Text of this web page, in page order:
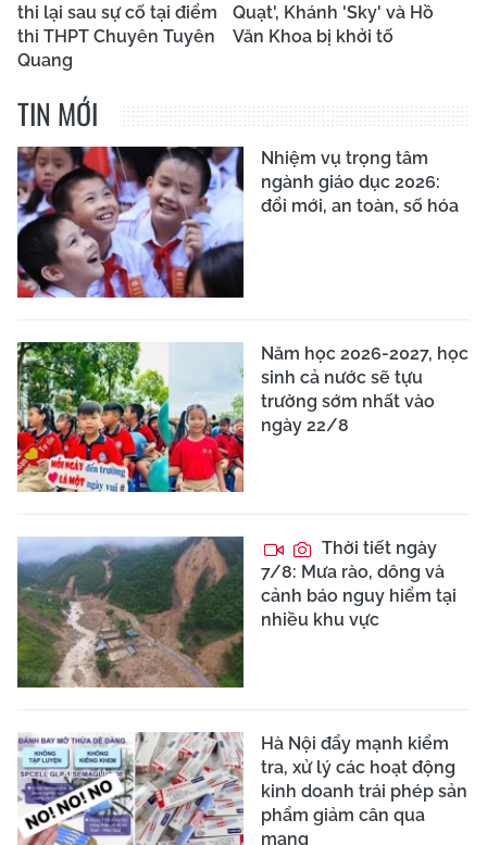
thi lại sau sự cố tại điểm
thi THPT Chuyên Tuyên
Quang
Quạt', Khánh 'Sky' và Hồ
Văn Khoa bị khởi tố
TIN MỚI
Nhiệm vụ trọng tâm
ngành giáo dục 2026:
đổi mới, an toàn, số hóa
Năm học 2026-2027, học
sinh cả nước sẽ tựu
trường sớm nhất vào
ngày 22/8
Thời tiết ngày
7/8: Mưa rào, dông và
cảnh báo nguy hiểm tại
nhiều khu vực
Hà Nội đẩy mạnh kiểm
tra, xử lý các hoạt động
kinh doanh trái phép sản
phẩm giảm cân qua
mạng